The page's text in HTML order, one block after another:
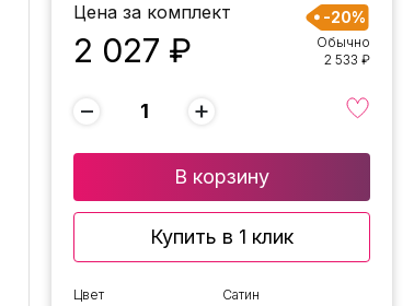
Цена за комплект
2 027 ₽
-20%
Обычно
2 533 ₽
− +
В корзину
Купить в 1 клик
Цвет
Сатин